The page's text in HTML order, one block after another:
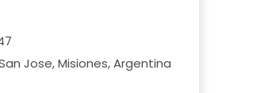
Jose, Misiones, Argentina